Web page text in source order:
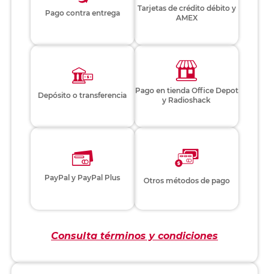
Pago contra entrega
Tarjetas de crédito débito y
AMEX
Depósito o transferencia
Pago en tienda Office Depot
y Radioshack
PayPal y PayPal Plus Otros métodos de pago
Consulta términos y condiciones